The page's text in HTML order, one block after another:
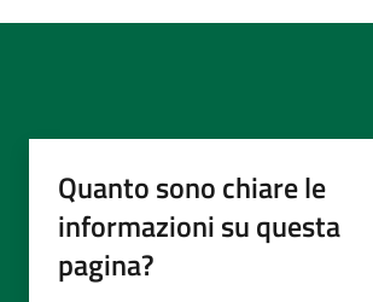
Quanto sono chiare le
informazioni su questa
pagina?